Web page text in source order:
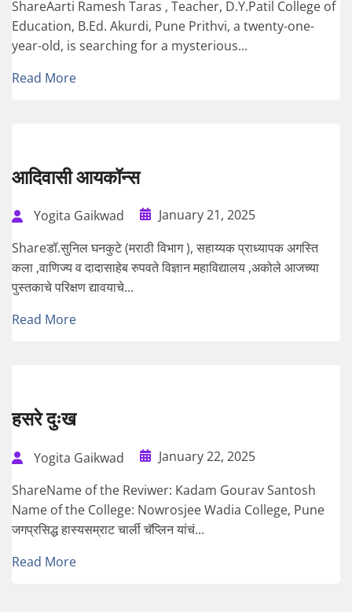
ShareAarti Ramesh Taras , Teacher, D.Y.Patil College of
Education, B.Ed. Akurdi, Pune Prithvi, a twenty-one-
year-old, is searching for a mysterious...
Read More
आदिवासी आयकॉन्स
Yogita Gaikwad
January 21, 2025
Shareडॉ.सुनिल घनकुटे (मराठी विभाग ), सहाय्यक प्राध्यापक अगस्ति
कला ,वाणिज्य व दादासाहेब रुपवते विज्ञान महाविद्यालय ,अकोले आजच्या
पुस्तकाचे परिक्षण द्यावयाचे...
Read More
हसरे दुःख
Yogita Gaikwad
January 22, 2025
ShareName of the Reviwer: Kadam Gourav Santosh
Name of the College: Nowrosjee Wadia College, Pune
जगप्रसिद्ध हास्यसम्राट चार्ली चॅप्लिन यांचं...
Read More